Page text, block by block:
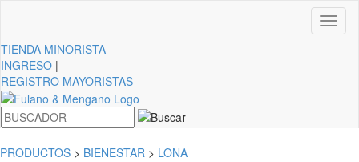
TIENDA MINORISTA
INGRESO |
REGISTRO MAYORISTAS
PRODUCTOS > BIENESTAR > LONA